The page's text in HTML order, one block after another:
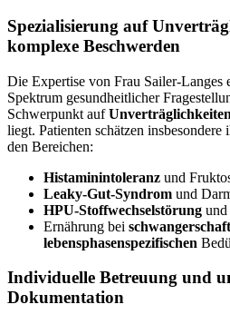
Spezialisierung auf
komplexe Beschwerden
Die Expertise von Frau Sailer-Langes
Spektrum gesundheitlicher
Schwerpunkt aufUnverträglichkeiten
liegt. Patienten schätzen insbesondere
den Bereichen:
Histaminintoleranz und
Leaky-Gut-Syndrom und
HPU-Stoffwechselstörung und
Ernährung bei
lebensphasenspezifischen
Individuelle Betreuung und
Dokumentation